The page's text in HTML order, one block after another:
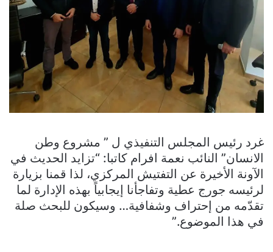
غرد رئيس المجلس التنفيذي ل ” مشروع وطن
الانسان” النائب نعمة افرام كاتبا: “تزايد الحديث في
الآونة الأخيرة عن التفتيش المركزي، لذا قمنا بزيارة
لرئيسه جورج عطية وتفاجأنا إيجابياً بهذه الإدارة لما
تقدّمه من إحتراف وشفافية… وسيكون للبحث صلة
في هذا الموضوع.”